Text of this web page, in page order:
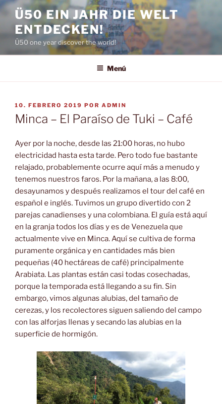
Saltar
contenido
Ü50 EIN JAHR DIE WELT
ENTDECKEN!
Ü50 one year discover the world!
Menú
PUBLICADO
EL
10. FEBRERO 2019 POR ADMIN
Minca – El Paraíso de Tuki – Café
Ayer por la noche, desde las 21:00 horas, no hubo
electricidad hasta esta tarde. Pero todo fue bastante
relajado, probablemente ocurre aquí más a menudo y
tenemos nuestros faros. Por la mañana, a las 8:00,
desayunamos y después realizamos el tour del café en
español e inglés. Tuvimos un grupo divertido con 2
parejas canadienses y una colombiana. El guía está aquí
en la granja todos los días y es de Venezuela que
actualmente vive en Minca. Aquí se cultiva de forma
puramente orgánica y en cantidades más bien
pequeñas (40 hectáreas de café) principalmente
Arabiata. Las plantas están casi todas cosechadas,
porque la temporada está llegando a su fin. Sin
embargo, vimos algunas alubias, del tamaño de
cerezas, y los recolectores siguen saliendo del campo
con las alforjas llenas y secando las alubias en la
superficie de hormigón.